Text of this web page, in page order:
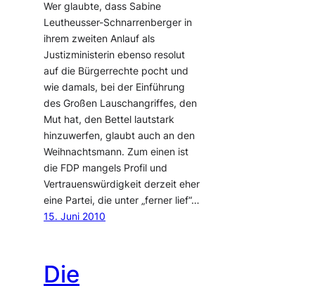
Wer glaubte, dass Sabine
Leutheusser-Schnarrenberger in
ihrem zweiten Anlauf als
Justizministerin ebenso resolut
auf die Bürgerrechte pocht und
wie damals, bei der Einführung
des Großen Lauschangriffes, den
Mut hat, den Bettel lautstark
hinzuwerfen, glaubt auch an den
Weihnachtsmann. Zum einen ist
die FDP mangels Profil und
Vertrauenswürdigkeit derzeit eher
eine Partei, die unter „ferner lief“…
15. Juni 2010
Die